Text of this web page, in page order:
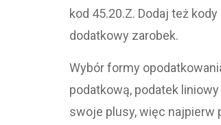
kod 45.20.Z. Dodaj też
dodatkowy zarobek.
Wybór formy
podatkową, podatek
swoje plusy, więc najpierw